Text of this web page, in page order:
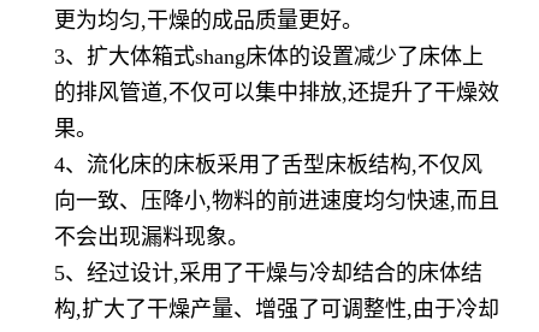
更为均匀,干燥的成品质量更好。
3、扩大体箱式shang床体的设置减少了床体上
的排风管道,不仅可以集中排放,还提升了干燥效
果。
4、流化床的床板采用了舌型床板结构,不仅风
向一致、压降小,物料的前进速度均匀快速,而且
不会出现漏料现象。
5、经过设计,采用了干燥与冷却结合的床体结
构,扩大了干燥产量、增强了可调整性,由于冷却